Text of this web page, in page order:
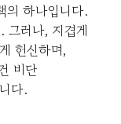
의 하나입니다.
그러나, 지겹게
헌신하며,
비단
다.